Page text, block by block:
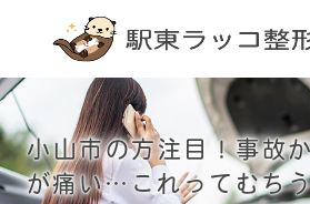
小山市の方注目！事故
が痛い…これってむち